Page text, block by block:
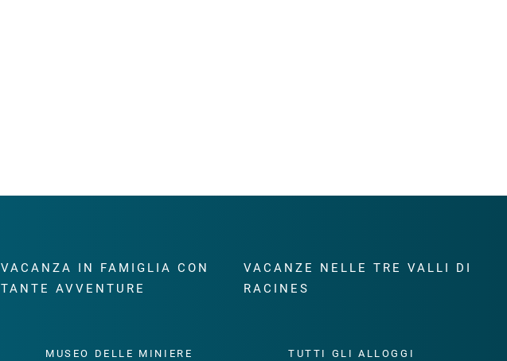
VACANZA IN FAMIGLIA CON
TANTE AVVENTURE
MUSEO DELLE MINIERE
VACANZE NELLE TRE VALLI DI
RACINES
TUTTI GLI ALLOGGI